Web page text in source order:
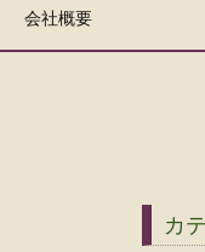
会社概要
カ